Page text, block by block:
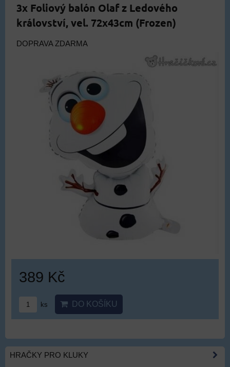
3x Foliový balón Olaf z Ledového
království, vel. 72x43cm (Frozen)
DOPRAVA ZDARMA
389 Kč
ks DO KOŠÍKU
HRAČKY PRO KLUKY